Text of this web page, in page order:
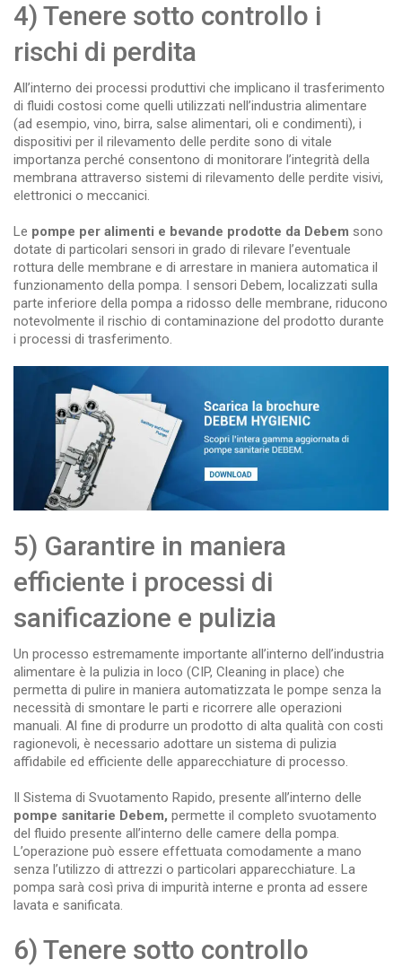
4) Tenere sotto controllo i
rischi di perdita
All’interno dei processi produttivi che implicano il trasferimento
di fluidi costosi come quelli utilizzati nell’industria alimentare
(ad esempio, vino, birra, salse alimentari, oli e condimenti), i
dispositivi per il rilevamento delle perdite sono di vitale
importanza perché consentono di monitorare l’integrità della
membrana attraverso sistemi di rilevamento delle perdite visivi,
elettronici o meccanici.
Le pompe per alimenti e bevande prodotte da Debem sono
dotate di particolari sensori in grado di rilevare l’eventuale
rottura delle membrane e di arrestare in maniera automatica il
funzionamento della pompa. I sensori Debem, localizzati sulla
parte inferiore della pompa a ridosso delle membrane, riducono
notevolmente il rischio di contaminazione del prodotto durante
i processi di trasferimento.
5) Garantire in maniera
efficiente i processi di
sanificazione e pulizia
Un processo estremamente importante all’interno dell’industria
alimentare è la pulizia in loco (CIP, Cleaning in place) che
permetta di pulire in maniera automatizzata le pompe senza la
necessità di smontare le parti e ricorrere alle operazioni
manuali. Al fine di produrre un prodotto di alta qualità con costi
ragionevoli, è necessario adottare un sistema di pulizia
affidabile ed efficiente delle apparecchiature di processo.
Il Sistema di Svuotamento Rapido, presente all’interno delle
pompe sanitarie Debem, permette il completo svuotamento
del fluido presente all’interno delle camere della pompa.
L’operazione può essere effettuata comodamente a mano
senza l’utilizzo di attrezzi o particolari apparecchiature. La
pompa sarà così priva di impurità interne e pronta ad essere
lavata e sanificata.
6) Tenere sotto controllo